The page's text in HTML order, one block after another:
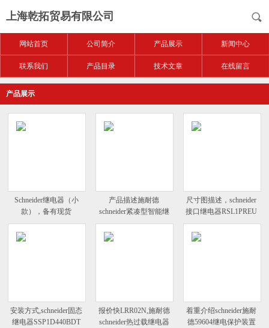
上海乾拓贸易有限公司
网站首页 公司简介 产品展示 新闻中心
联系我们 产品目录 技术文章 在线留言
产品展示
Schneider继电器（小
款），备有现货
产品描述施耐德
schneider紧凑型智能继
电器
尺寸图描述，schneider
接口继电器RSL1PREU
安装方式,schneider固态
继电器SSP1D440BDT
报价快LRR02N,施耐德
schneider热过载继电器
着重介绍schneider施耐
德59604继电保护装置